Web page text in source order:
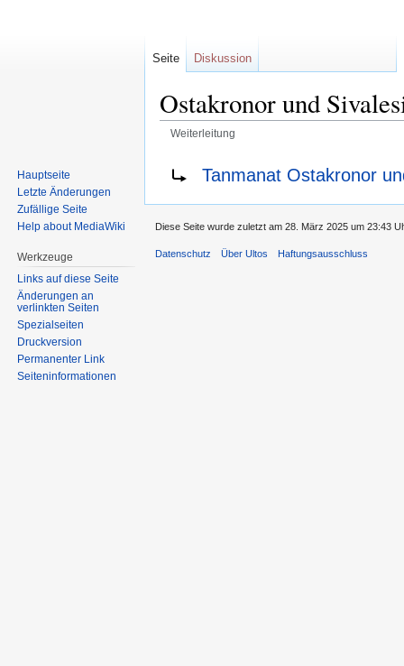
Ostakronor und
Weiterleitung
Navigation
springen
Suche
springen
Tanmanat Ostakronor
Seite Diskussion
Hauptseite
Letzte Änderungen
Zufällige Seite
Help about MediaWiki
Werkzeuge
Links auf diese Seite
Änderungen an
verlinkten Seiten
Spezialseiten
Druckversion
Permanenter Link
Seiten­informationen
Diese Seite wurde zuletzt am 28. März 2025 um 23:43
Datenschutz Über Ultos Haftungsausschluss